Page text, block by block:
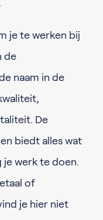
je te werken bij
de
naam in de
De
biedt alles wat
werk te doen.
of
je hier niet